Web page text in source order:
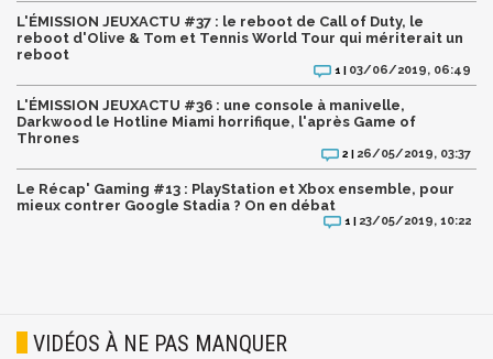
L'ÉMISSION JEUXACTU #37 : le reboot de Call of Duty, le
reboot d'Olive & Tom et Tennis World Tour qui mériterait un
reboot
1 | 03/06/2019, 06:49
L'ÉMISSION JEUXACTU #36 : une console à manivelle,
Darkwood le Hotline Miami horrifique, l'après Game of
Thrones
2 | 26/05/2019, 03:37
Le Récap' Gaming #13 : PlayStation et Xbox ensemble, pour
mieux contrer Google Stadia ? On en débat
1 | 23/05/2019, 10:22
VIDÉOS À NE PAS MANQUER